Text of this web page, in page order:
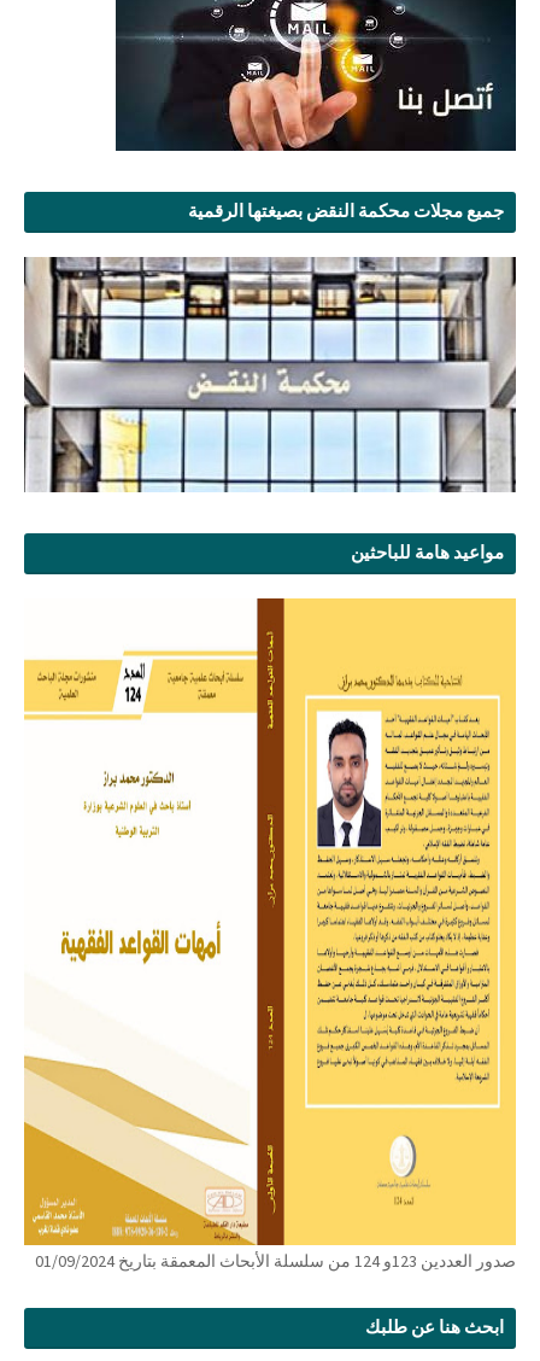
جميع مجلات محكمة النقض بصيغتها الرقمية
مواعيد هامة للباحثين
صدور العددين 123و 124 من سلسلة الأبحاث المعمقة بتاريخ 01/09/2024
ابحث هنا عن طلبك